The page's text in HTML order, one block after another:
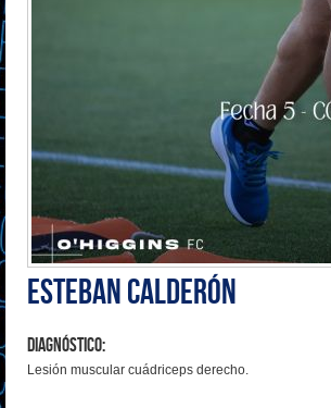
Esteban Calderón
Diagnóstico:
Lesión muscular cuádriceps derecho.